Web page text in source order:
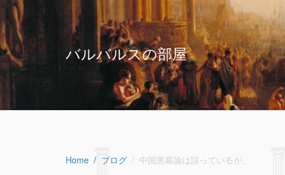
バルバルスの部屋
Home ブログ 中国黒幕論は誤っているが、